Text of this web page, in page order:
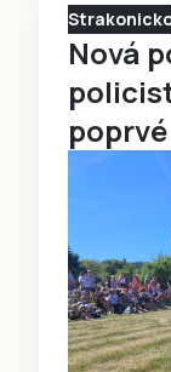
Nová